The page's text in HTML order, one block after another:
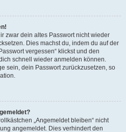
zwar dein altes Passwort nicht wieder
Dies machst du, indem du auf der
vergessen“ klickst und den
schnell wieder anmelden können.
sein, dein Passwort zurückzusetzen, so
„Angemeldet bleiben“ nicht
angemeldet. Dies verhindert den